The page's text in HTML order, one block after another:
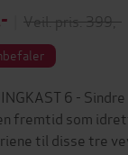
Veil. pris: 399,-
6 -
fremtid som
til disse tre